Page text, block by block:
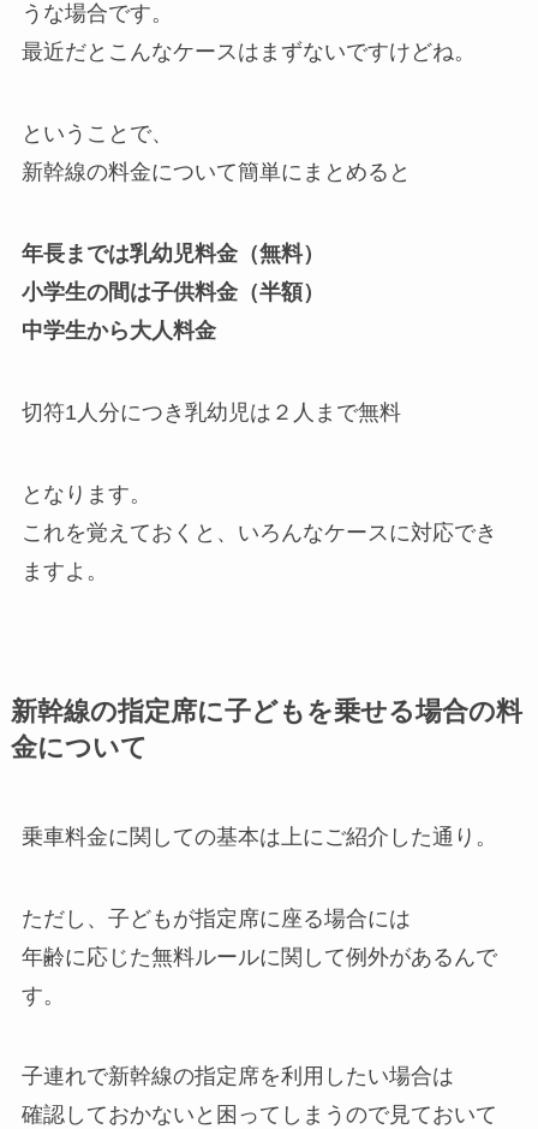
うな場合です。
最近だとこんなケースはまずないですけどね。
ということで、
新幹線の料金について簡単にまとめると
年長までは乳幼児料金（無料）
小学生の間は子供料金（半額）
中学生から大人料金
切符1人分につき乳幼児は２人まで無料
となります。
これを覚えておくと、いろんなケースに対応でき
ますよ。
新幹線の指定席に子どもを乗せる場合の料
金について
乗車料金に関しての基本は上にご紹介した通り。
ただし、子どもが指定席に座る場合には
年齢に応じた無料ルールに関して例外があるんで
す。
子連れで新幹線の指定席を利用したい場合は
確認しておかないと困ってしまうので見ておいて